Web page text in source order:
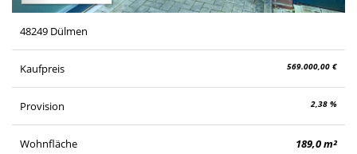
48249 Dülmen
Kaufpreis 569.000,00 €
Provision 2,38 %
Wohnfläche 189,0 m²